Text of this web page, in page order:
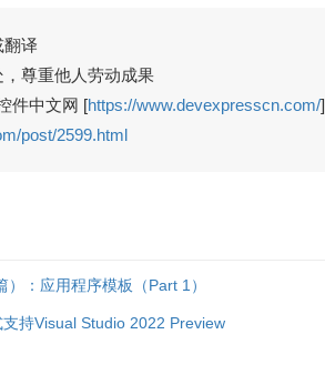
译
尊重他人劳动成果
件中文网 [https://www.devexpresscn.com/]
post/2599.html
：应用程序模板（Part 1）
持Visual Studio 2022 Preview